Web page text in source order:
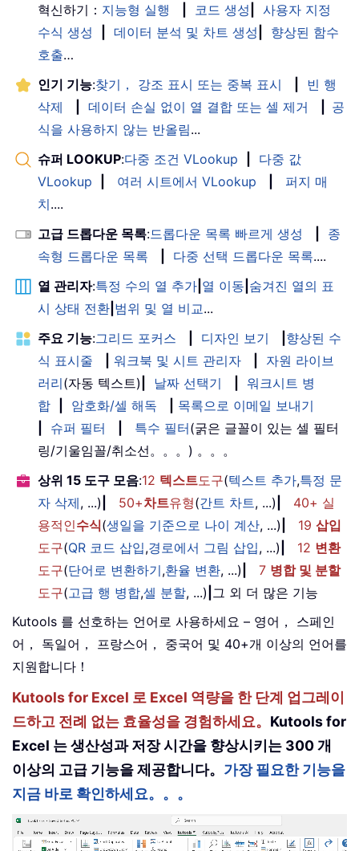
혁신하기： 지능형 실행 코드 생성
사용자 지정
수식 생성
데이터 분석 및 차트 생성
향상된 함수
호출…
인기 기능:찾기， 강조 표시 또는 중복 표시
빈 행
삭제
데이터 손실 없이 열 결합 또는 셀 제거
공
식을 사용하지 않는 반올림...
슈퍼 LOOKUP:다중 조건 VLookup
다중 값
VLookup
여러 시트에서 VLookup
퍼지 매
치....
고급 드롭다운 목록:드롭다운 목록 빠르게 생성
종
속형 드롭다운 목록
다중 선택 드롭다운 목록....
열 관리자:특정 수의 열 추가 열 이동 숨겨진 열의 표
시 상태 전환 범위 및 열 비교...
주요 기능:그리드 포커스 디자인 보기
향상된 수
식 표시줄
워크북 및 시트 관리자
자원 라이브
러리(자동 텍스트) 날짜 선택기
워크시트 병
합
암호화/셀 해독
목록으로 이메일 보내기
슈퍼 필터 특수 필터(굵은 글꼴이 있는 셀 필터
링/기울임꼴/취소선。。。) 。。。
상위 15 도구 모음:12 텍스트도구(텍스트 추가,특정 문
자 삭제, ...) 50+차트유형(간트 차트, ...)
40+ 실
용적인수식(생일을 기준으로 나이 계산, ...) 19 삽입
도구(QR 코드 삽입,경로에서 그림 삽입, ...) 12 변환
도구(단어로 변환하기,환율 변환, ...) 7 병합 및 분할
도구(고급 행 병합,셀 분할, ...) 그 외 더 많은 기능
Kutools 를 선호하는 언어로 사용하세요 – 영어， 스페인
어， 독일어， 프랑스어， 중국어 및 40+개 이상의 언어를
지원합니다！
Kutools for Excel 로 Excel 역량을 한 단계 업그레이
드하고 전례 없는 효율성을 경험하세요。 Kutools for
Excel 는 생산성과 저장 시간을 향상시키는 300 개
이상의 고급 기능을 제공합니다。 가장 필요한 기능을
지금 바로 확인하세요。。。